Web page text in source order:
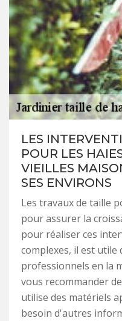
LES
POUR LES
VIEILLES
SES ENVIRONS
Les travaux de taille
pour assurer la
pour réaliser ces
complexes, il est utile
professionnels en la
vous recommander
utilise des matériels
besoin d'autres